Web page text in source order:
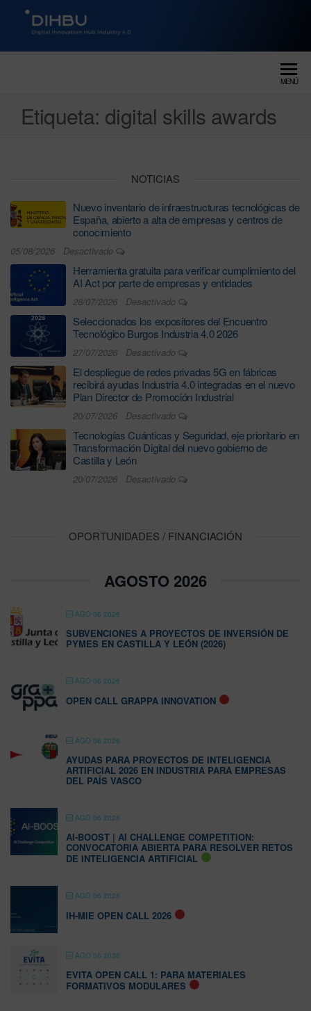
DIGITAL INNOVATION HUB
MENÚ
Etiqueta: digital skills awards
NOTICIAS
Nuevo inventario de infraestructuras tecnológicas de
España, abierto a alta de empresas y centros de
conocimiento
05/08/2026 Desactivado
Herramienta gratuita para verificar cumplimiento del
AI Act por parte de empresas y entidades
28/07/2026 Desactivado
Seleccionados los expositores del Encuentro
Tecnológico Burgos Industria 4.0 2026
27/07/2026 Desactivado
El despliegue de redes privadas 5G en fábricas
recibirá ayudas Industria 4.0 integradas en el nuevo
Plan Director de Promoción Industrial
20/07/2026 Desactivado
Tecnologías Cuánticas y Seguridad, eje prioritario en
Transformación Digital del nuevo gobierno de
Castilla y León
20/07/2026 Desactivado
OPORTUNIDADES / FINANCIACIÓN
AGOSTO 2026
AGO 06 2026
SUBVENCIONES A PROYECTOS DE INVERSIÓN DE
PYMES EN CASTILLA Y LEÓN (2026)
AGO 06 2026
OPEN CALL GRAPPA INNOVATION
AGO 06 2026
AYUDAS PARA PROYECTOS DE INTELIGENCIA
ARTIFICIAL 2026 EN INDUSTRIA PARA EMPRESAS
DEL PAÍS VASCO
AGO 06 2026
AI-BOOST | AI CHALLENGE COMPETITION:
CONVOCATORIA ABIERTA PARA RESOLVER RETOS
DE INTELIGENCIA ARTIFICIAL
AGO 06 2026
IH-MIE OPEN CALL 2026
AGO 06 2026
EVITA OPEN CALL 1: PARA MATERIALES
FORMATIVOS MODULARES